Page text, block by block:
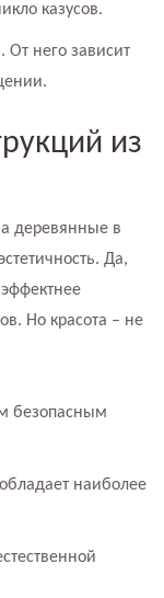
казусов.
От него зависит
из
деревянные в
Да,
Но красота – не
безопасным
наиболее